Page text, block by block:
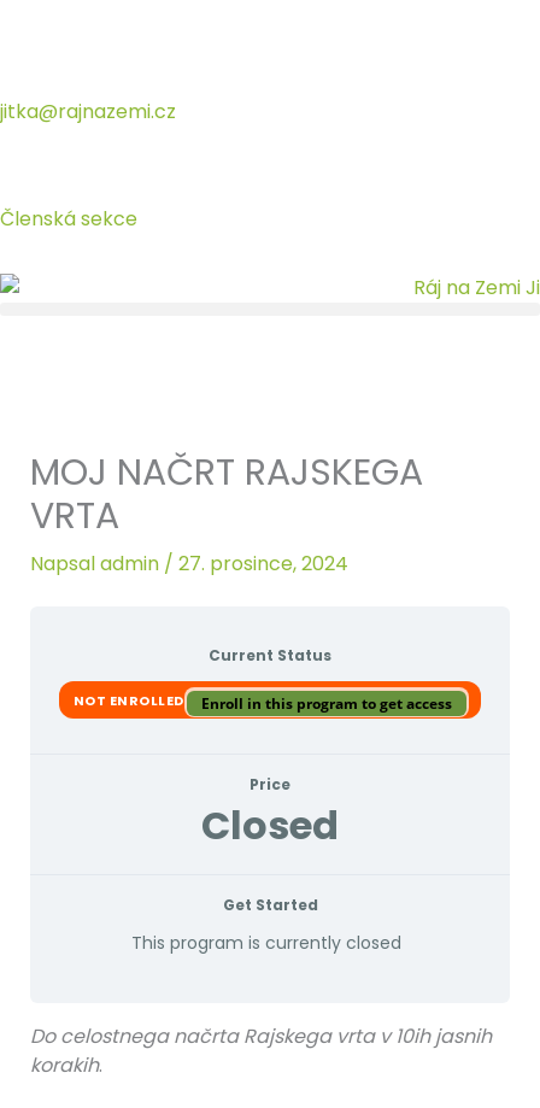
jitka@rajnazemi.cz
Členská sekce
MOJ NAČRT RAJSKEGA
VRTA
Napsaladmin / 27. prosince, 2024
Current Status
NOT ENROLLED Enroll in this program to get access
Price
Closed
Get Started
This program is currently closed
Do celostnega načrta Rajskega vrta v 10ih jasnih
korakih.